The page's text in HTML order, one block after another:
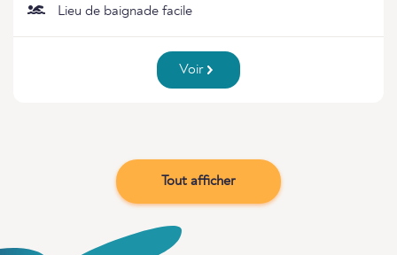
Lieu de baignade facile
Voir
Tout afficher